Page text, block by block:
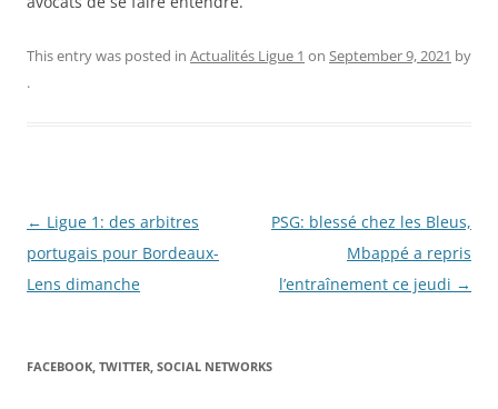
This entry was posted in Actualités Ligue 1 on September 9, 2021 by
.
Post
navigation
← Ligue 1: des arbitres
portugais pour Bordeaux-
Lens dimanche
PSG: blessé chez les Bleus,
Mbappé a repris
l’entraînement ce jeudi →
FACEBOOK, TWITTER, SOCIAL NETWORKS